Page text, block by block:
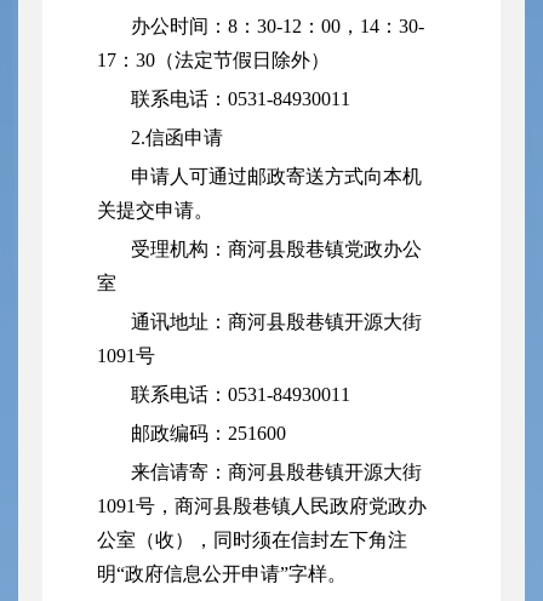
办公时间：8：30-12：00，14：30-
17：30（法定节假日除外）
联系电话：0531-84930011
2.信函申请
申请人可通过邮政寄送方式向本机
关提交申请。
受理机构：商河县殷巷镇党政办公
室
通讯地址：商河县殷巷镇开源大街
1091号
联系电话：0531-84930011
邮政编码：251600
来信请寄：商河县殷巷镇开源大街
1091号，商河县殷巷镇人民政府党政办
公室（收），同时须在信封左下角注
明“政府信息公开申请”字样。